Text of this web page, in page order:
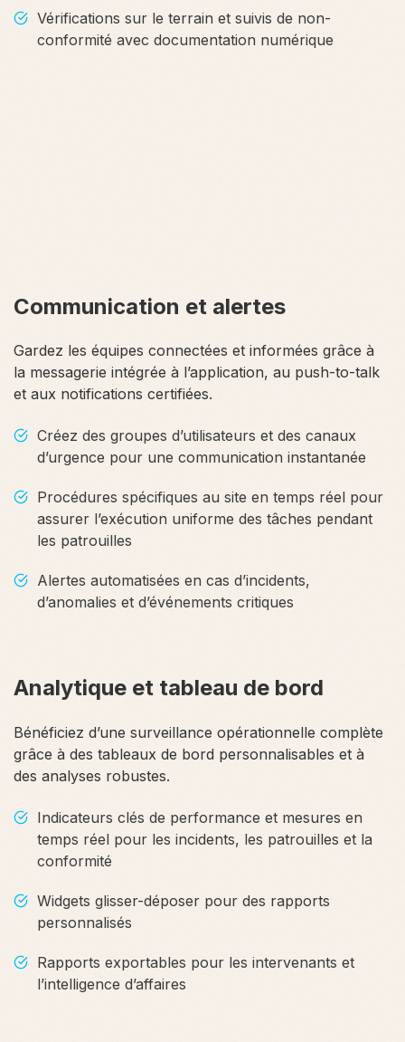
Vérifications sur le terrain et suivis de non-
conformité avec documentation numérique
Communication et alertes
Gardez les équipes connectées et informées grâce à
la messagerie intégrée à l’application, au push-to-talk
et aux notifications certifiées.
Créez des groupes d’utilisateurs et des canaux
d’urgence pour une communication instantanée
Procédures spécifiques au site en temps réel pour
assurer l’exécution uniforme des tâches pendant
les patrouilles
Alertes automatisées en cas d’incidents,
d’anomalies et d’événements critiques
Analytique et tableau de bord
Bénéficiez d’une surveillance opérationnelle complète
grâce à des tableaux de bord personnalisables et à
des analyses robustes.
Indicateurs clés de performance et mesures en
temps réel pour les incidents, les patrouilles et la
conformité
Widgets glisser-déposer pour des rapports
personnalisés
Rapports exportables pour les intervenants et
l’intelligence d’affaires